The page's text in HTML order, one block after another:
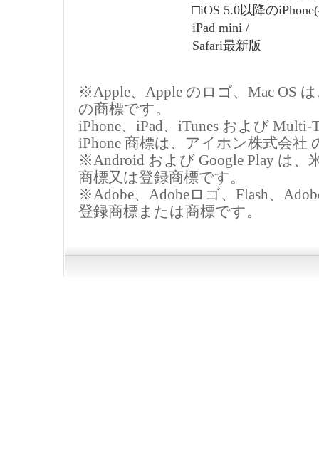
□iOS 5.0以降の
iPad mini /
Safari最新版
※Apple、Apple のロゴ、Mac OS
の商標です。
iPhone、iPad、iTunes および
iPhone 商標は、アイホン株式会
※Android および Google Play は、
商標又は登録商標です。
※Adobe、Adobeロゴ、Flash、
登録商標または商標です。